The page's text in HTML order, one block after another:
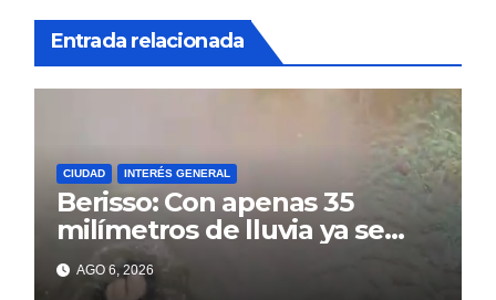
Entrada relacionada
CIUDAD INTERÉS GENERAL
Berisso: Con apenas 35
milímetros de lluvia ya se
sienten los problemas
AGO 6, 2026